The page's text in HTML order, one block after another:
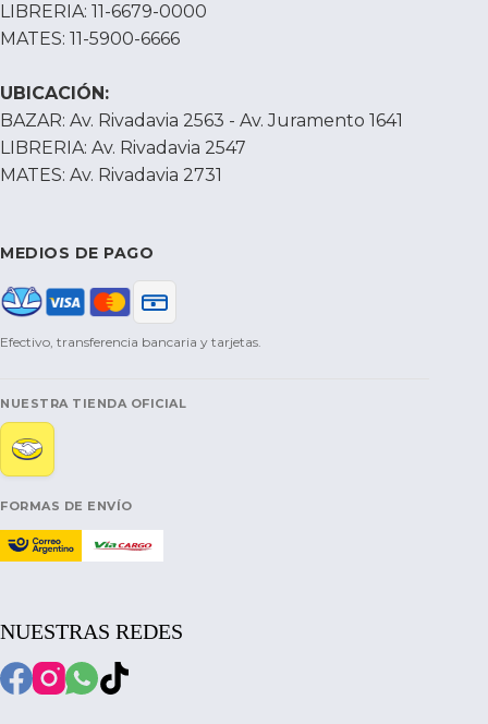
LIBRERIA: 11-6679-0000
MATES: 11-5900-6666
UBICACIÓN:
BAZAR: Av. Rivadavia 2563 - Av. Juramento 1641
LIBRERIA: Av. Rivadavia 2547
MATES: Av. Rivadavia 2731
MEDIOS DE PAGO
Efectivo, transferencia bancaria y tarjetas.
NUESTRA TIENDA OFICIAL
FORMAS DE ENVÍO
NUESTRAS REDES